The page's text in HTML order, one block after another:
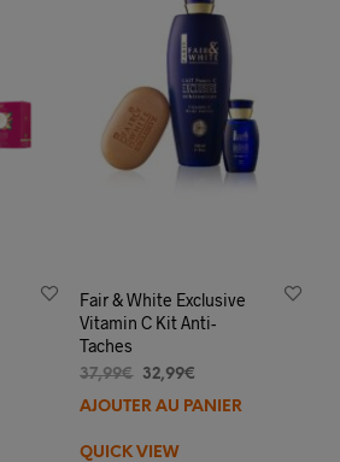
Fair & White Exclusive
Vitamin C Kit Anti-
Taches
37,99€
Le
prix
était :
32,99€
prix
AJOUTER AU PANIER
QUICK VIEW